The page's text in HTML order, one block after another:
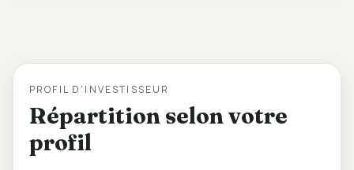
PROFIL D'INVESTISSEUR
Répartition selon votre
profil